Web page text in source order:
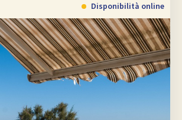
Disponibilità online